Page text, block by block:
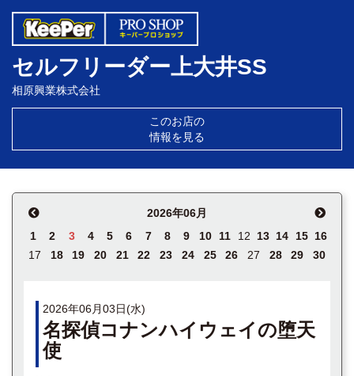
セルフリーダー上大井SS
相原興業株式会社
このお店の
情報を見る
2026年06月
1
2 3 4 5 6 7 8 9 10 11 12 13 14 15 16
17
18 19 20 21 22 23 24 25 26 27 28 29 30
2026年06月03日(水)
名探偵コナンハイウェイの堕天
使